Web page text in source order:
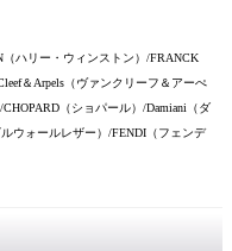
ハリー・ウィンストン）/FRANCK
＆Arpels（ヴァンクリーフ＆アーぺ
（ショパール）/Damiani（ダ
ウォールレザー）/FENDI（フェンデ